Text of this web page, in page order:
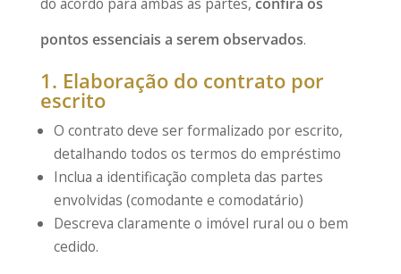
pontos essenciais a serem observados.
1. Elaboração do contrato por
escrito
O contrato deve ser formalizado por escrito,
detalhando todos os termos do empréstimo
Inclua a identificação completa das partes
envolvidas (comodante e comodatário)
Descreva claramente o imóvel rural ou o bem
cedido.